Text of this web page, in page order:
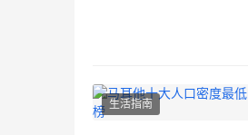
生活指南